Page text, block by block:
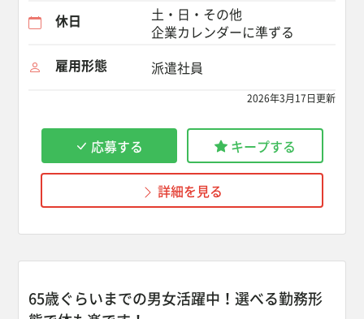
休日
土・日・その他
企業カレンダーに準ずる
雇用形態
派遣社員
2026年3月17日更新
応募する キープする
詳細を見る
65歳ぐらいまでの男女活躍中！選べる勤務形